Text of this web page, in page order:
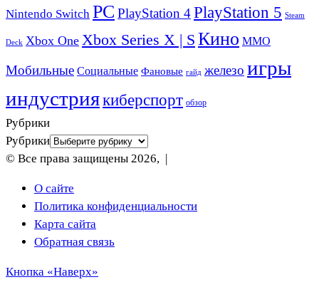
Nintendo Switch PC PlayStation 4PlayStation 5 Steam
Deck Xbox One Xbox Series X | S Кино ММО
Мобильные Социальные Фановые гайд железо игры
индустриякиберспорт обзор
Рубрики
Рубрики
© Все права защищены 2026, |
О сайте
Политика конфиденциальности
Карта сайта
Обратная связь
Кнопка «Наверх»